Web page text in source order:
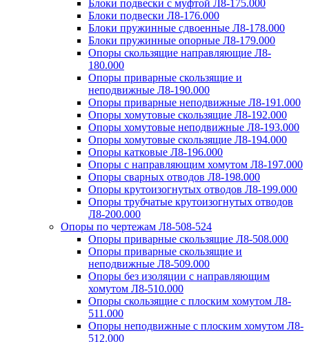
Блоки подвески с муфтой Л8-175.000
Блоки подвески Л8-176.000
Блоки пружинные сдвоенные Л8-178.000
Блоки пружинные опорные Л8-179.000
Опоры скользящие направляющие Л8-
180.000
Опоры приварные скользящие и
неподвижные Л8-190.000
Опоры приварные неподвижные Л8-191.000
Опоры хомутовые скользящие Л8-192.000
Опоры хомутовые неподвижные Л8-193.000
Опоры хомутовые скользящие Л8-194.000
Опоры катковые Л8-196.000
Опоры с направляющим хомутом Л8-197.000
Опоры сварных отводов Л8-198.000
Опоры крутоизогнутых отводов Л8-199.000
Опоры трубчатые крутоизогнутых отводов
Л8-200.000
Опоры по чертежам Л8-508-524
Опоры приварные скользящие Л8-508.000
Опоры приварные скользящие и
неподвижные Л8-509.000
Опоры без изоляции с направляющим
хомутом Л8-510.000
Опоры скользящие с плоским хомутом Л8-
511.000
Опоры неподвижные с плоским хомутом Л8-
512.000